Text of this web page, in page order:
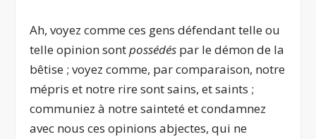
Ah, voyez comme ces gens défendant telle ou
telle opinion sontpossédés par le démon de la
bêtise ; voyez comme, par comparaison, notre
mépris et notre rire sont sains, et saints ;
communiez à notre sainteté et condamnez
avec nous ces opinions abjectes, qui ne